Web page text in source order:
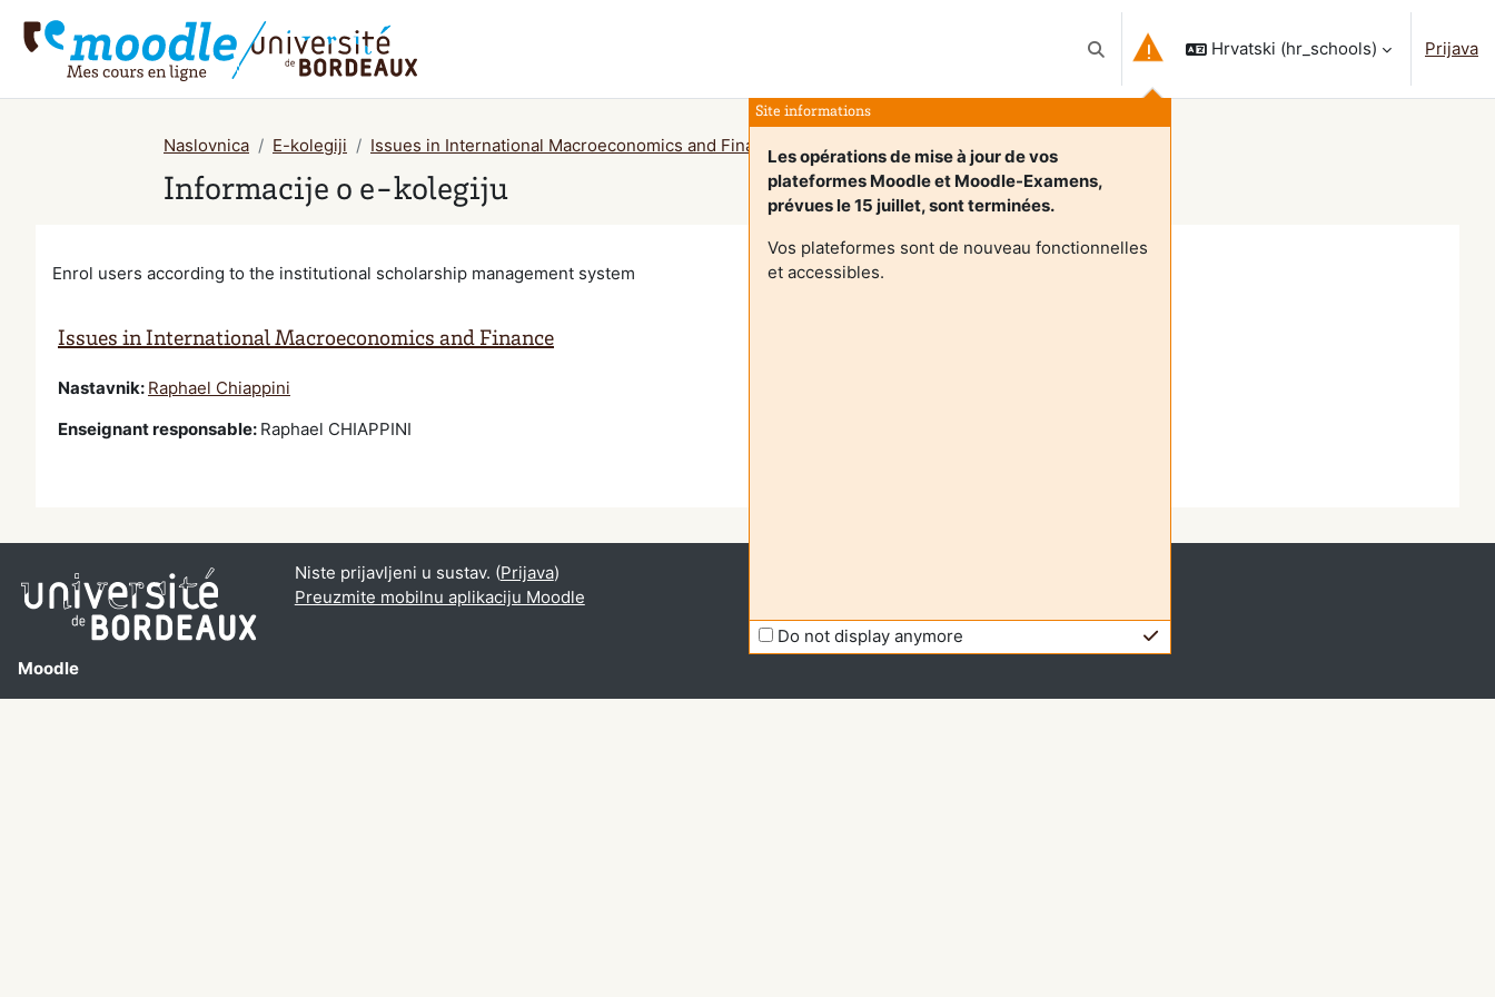
Toggle search input
Site informations
Les opérations de mise à jour de vos
plateformes Moodle et Moodle-Examens,
prévues le 15 juillet, sont terminées.
Vos plateformes sont de nouveau fonctionnelles
et accessibles.
Do not display anymore
Hrvatski ‎(hr_schools)‎ Prijava
Naslovnica E-kolegiji Issues in International Macroeconomics and Finance Sažetak
Informacije o e-kolegiju
Enrol users according to the institutional scholarship management system
Issues in International Macroeconomics and Finance
Nastavnik: Raphael Chiappini
Enseignant responsable: Raphael CHIAPPINI
Moodle
Niste prijavljeni u sustav. (Prijava)
Preuzmite mobilnu aplikaciju Moodle